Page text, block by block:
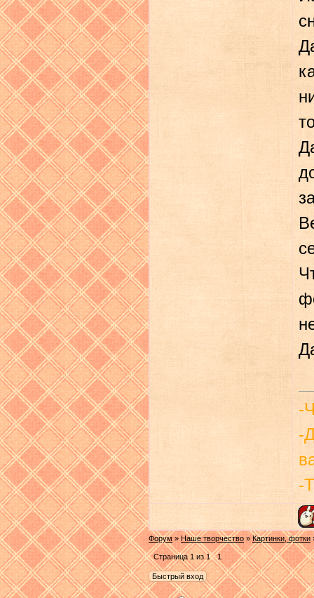
-
-
-
Форум » Наше творчество » Картинки, фотки
Страница1 из1 1